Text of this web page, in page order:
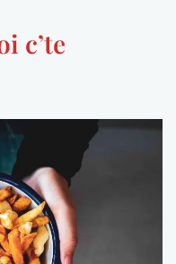
c’te